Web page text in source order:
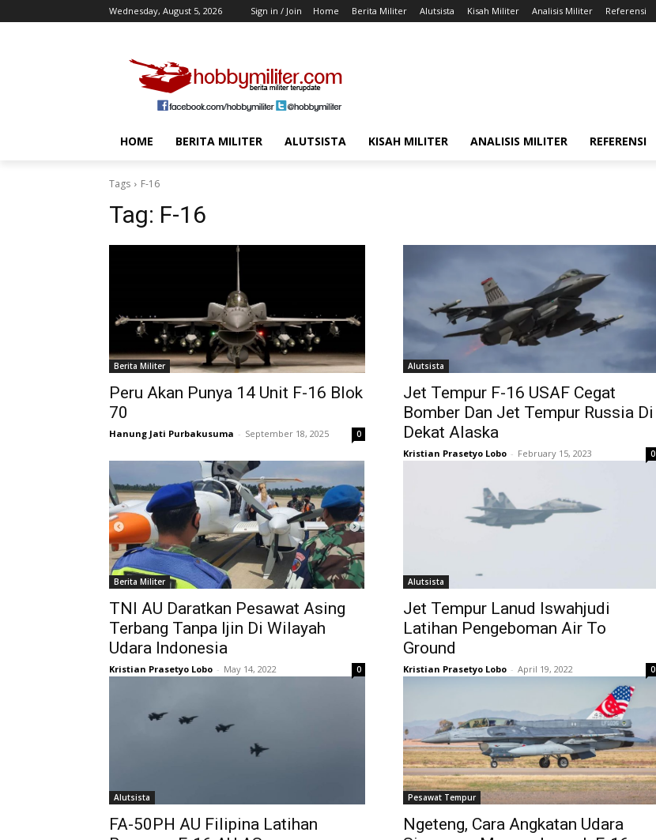
Wednesday, August 5, 2026 Sign in / Join Home Berita Militer Alutsista Kisah Militer Analisis Militer Referensi
HOME BERITA MILITER ALUTSISTA KISAH MILITER ANALISIS MILITER REFERENSI
Tags F-16
Tag: F-16
Berita Militer
Peru Akan Punya 14 Unit F-16 Blok
70
Hanung Jati Purbakusuma - September 18, 2025 0
Alutsista
Jet Tempur F-16 USAF Cegat
Bomber Dan Jet Tempur Russia Di
Dekat Alaska
Kristian Prasetyo Lobo - February 15, 2023 0
Berita Militer
TNI AU Daratkan Pesawat Asing
Terbang Tanpa Ijin Di Wilayah
Udara Indonesia
Kristian Prasetyo Lobo - May 14, 2022 0
Alutsista
Jet Tempur Lanud Iswahjudi
Latihan Pengeboman Air To
Ground
Kristian Prasetyo Lobo - April 19, 2022 0
Alutsista
FA-50PH AU Filipina Latihan
Pesawat Tempur
Ngeteng, Cara Angkatan Udara